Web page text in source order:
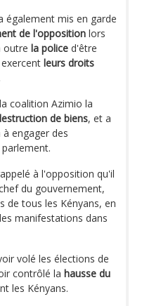
également mis en garde
de l'opposition lors
outre la police d'être
leurs droits
coalition Azimio la
de biens, et a
engager des
à l'opposition qu'il
du gouvernement,
de tous les Kényans, en
manifestations dans
volé les élections de
contrôlé la hausse du
les Kényans.